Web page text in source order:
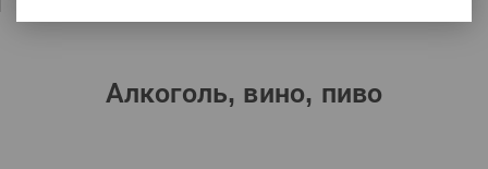
Алкоголь, вино, пиво